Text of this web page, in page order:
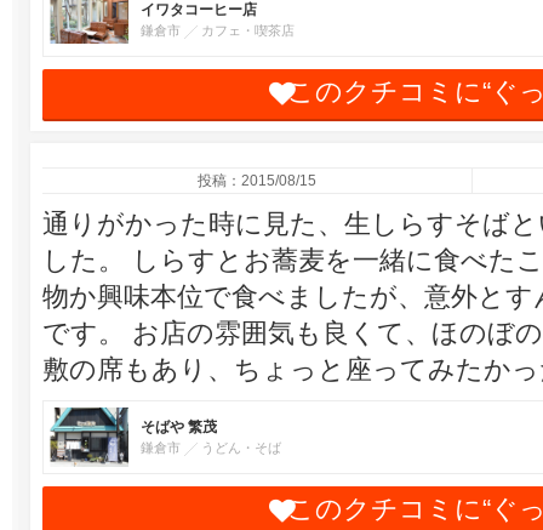
イワタコーヒー店
鎌倉市 カフェ・喫茶店
このクチコミに“ぐ
投稿：2015/08/15
通りがかった時に見た、生しらすそば
した。 しらすとお蕎麦を一緒に食べた
物か興味本位で食べましたが、意外と
です。 お店の雰囲気も良くて、ほのぼ
敷の席もあり、ちょっと座ってみたか
そばや 繁茂
鎌倉市 うどん・そば
このクチコミに“ぐ